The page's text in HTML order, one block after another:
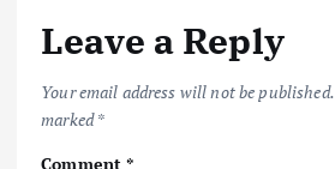
Leave a Reply
Your email address will not be published.
marked*
Comment*